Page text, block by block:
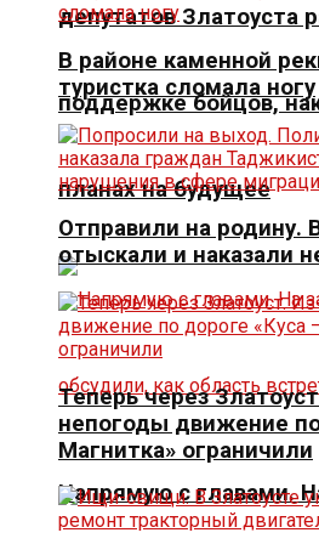
депутатов Златоуста
поддержке бойцов,
планах на будущее
Напрямую с главами.
В районе каменной
туристка сломала ногу
Отправили на родину.
отыскали и наказали
Теперь через
непогоды движение
Магнитка» ограничили